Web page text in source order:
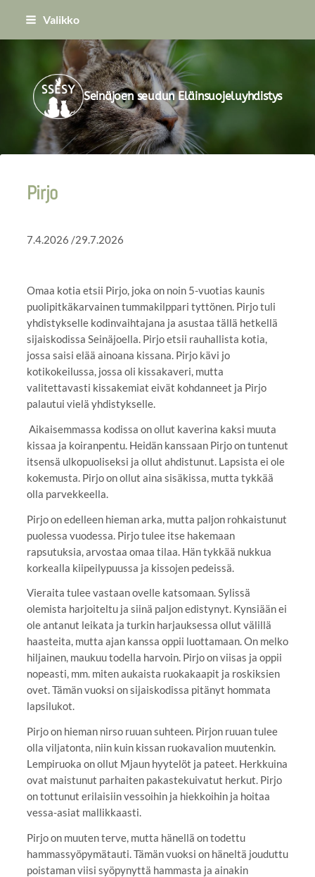
Siirry
Valikko
Seinäjoen seudun Eläinsuojeluyhdistys
Pirjo
7.4.2026 /29.7.2026
Omaa kotia etsii Pirjo, joka on noin 5-vuotias kaunis
puolipitkäkarvainen tummakilppari tyttönen. Pirjo tuli
yhdistykselle kodinvaihtajana ja asustaa tällä hetkellä
sijaiskodissa Seinäjoella. Pirjo etsii rauhallista kotia,
jossa saisi elää ainoana kissana. Pirjo kävi jo
kotikokeilussa, jossa oli kissakaveri, mutta
valitettavasti kissakemiat eivät kohdanneet ja Pirjo
palautui vielä yhdistykselle.
Aikaisemmassa kodissa on ollut kaverina kaksi muuta
kissaa ja koiranpentu. Heidän kanssaan Pirjo on tuntenut
itsensä ulkopuoliseksi ja ollut ahdistunut. Lapsista ei ole
kokemusta. Pirjo on ollut aina sisäkissa, mutta tykkää
olla parvekkeella.
Pirjo on edelleen hieman arka, mutta paljon rohkaistunut
puolessa vuodessa. Pirjo tulee itse hakemaan
rapsutuksia, arvostaa omaa tilaa. Hän tykkää nukkua
korkealla kiipeilypuussa ja kissojen pedeissä.
Vieraita tulee vastaan ovelle katsomaan. Sylissä
olemista harjoiteltu ja siinä paljon edistynyt. Kynsiään ei
ole antanut leikata ja turkin harjauksessa ollut välillä
haasteita, mutta ajan kanssa oppii luottamaan. On melko
hiljainen, maukuu todella harvoin. Pirjo on viisas ja oppii
nopeasti, mm. miten aukaista ruokakaapit ja roskiksien
ovet. Tämän vuoksi on sijaiskodissa pitänyt hommata
lapsilukot.
Pirjo on hieman nirso ruuan suhteen. Pirjon ruuan tulee
olla viljatonta, niin kuin kissan ruokavalion muutenkin.
Lempiruoka on ollut Mjaun hyytelöt ja pateet. Herkkuina
ovat maistunut parhaiten pakastekuivatut herkut. Pirjo
on tottunut erilaisiin vessoihin ja hiekkoihin ja hoitaa
vessa-asiat mallikkaasti.
Pirjo on muuten terve, mutta hänellä on todettu
hammassyöpymätauti. Tämän vuoksi on häneltä jouduttu
poistaman viisi syöpynyttä hammasta ja ainakin